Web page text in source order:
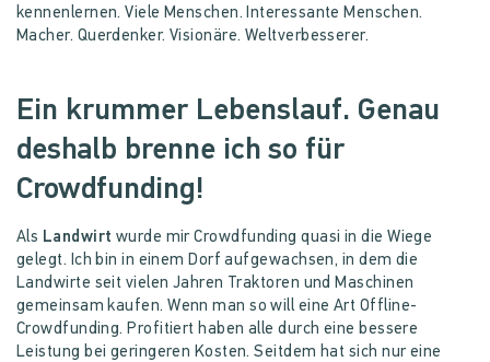
kennenlernen. Viele Menschen. Interessante Menschen.
Macher. Querdenker. Visionäre. Weltverbesserer.
Ein krummer Lebenslauf. Genau
deshalb brenne ich so für
Crowdfunding!
Als Landwirt wurde mir Crowdfunding quasi in die Wiege
gelegt. Ich bin in einem Dorf aufgewachsen, in dem die
Landwirte seit vielen Jahren Traktoren und Maschinen
gemeinsam kaufen. Wenn man so will eine Art Offline-
Crowdfunding. Profitiert haben alle durch eine bessere
Leistung bei geringeren Kosten. Seitdem hat sich nur eine